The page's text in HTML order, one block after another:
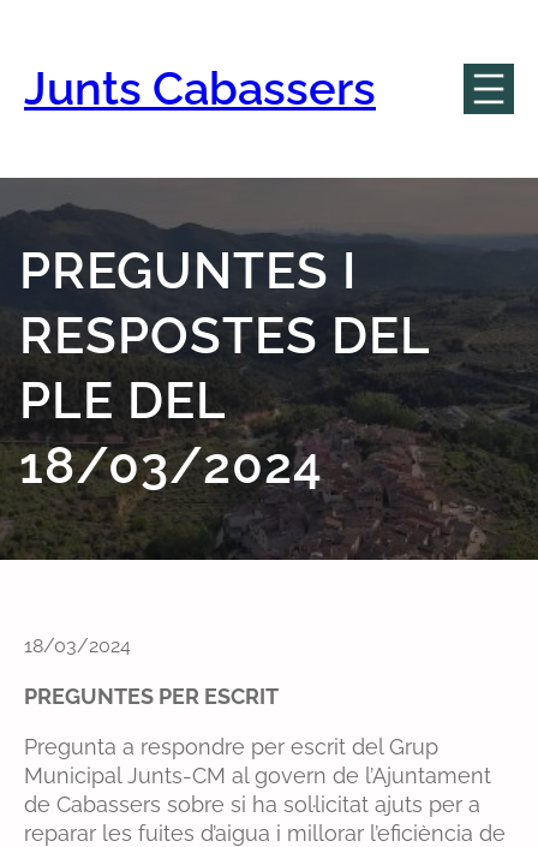
contingut
Junts Cabassers
PREGUNTES I
RESPOSTES DEL
PLE DEL
18/03/2024
18/03/2024
PREGUNTES PER ESCRIT
Pregunta a respondre per escrit del Grup
Municipal Junts-CM al govern de l’Ajuntament
de Cabassers sobre si ha sol·licitat ajuts per a
reparar les fuites d’aigua i millorar l’eficiència de